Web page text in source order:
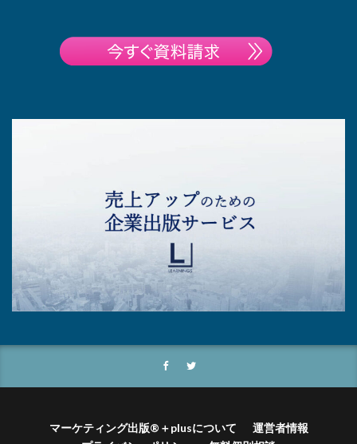
マーケティング出版®＋plusについて
運営者情報